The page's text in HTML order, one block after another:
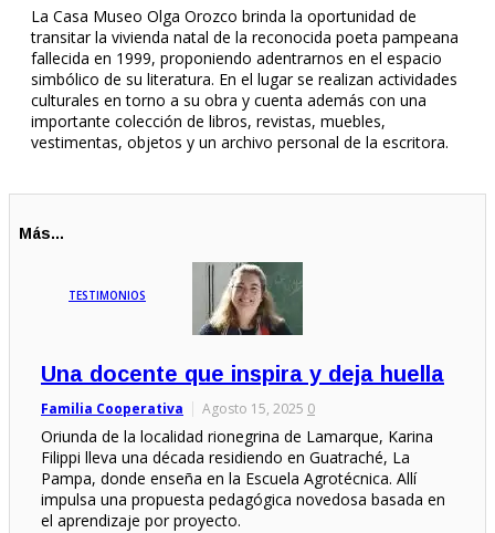
La Casa Museo Olga Orozco brinda la oportunidad de
transitar la vivienda natal de la reconocida poeta pampeana
fallecida en 1999, proponiendo adentrarnos en el espacio
simbólico de su literatura. En el lugar se realizan actividades
culturales en torno a su obra y cuenta además con una
importante colección de libros, revistas, muebles,
vestimentas, objetos y un archivo personal de la escritora.
Más...
TESTIMONIOS
Una docente que inspira y deja huella
Familia Cooperativa Agosto 15, 2025 0
Oriunda de la localidad rionegrina de Lamarque, Karina
Filippi lleva una década residiendo en Guatraché, La
Pampa, donde enseña en la Escuela Agrotécnica. Allí
impulsa una propuesta pedagógica novedosa basada en
el aprendizaje por proyecto.